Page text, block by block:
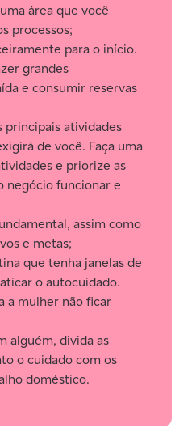
área que você
processos;
para o início.
grandes
e consumir reservas
principais atividades
de você. Faça uma
e priorize as
negócio funcionar e
assim como
e metas;
que tenha janelas de
o autocuidado.
a mulher não ficar
alguém, divida as
o cuidado com os
doméstico.